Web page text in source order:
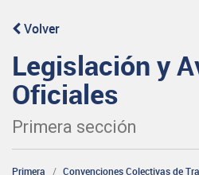
Volver
Legislación y
Oficiales
Primera sección
Primera Convenciones Colectivas de